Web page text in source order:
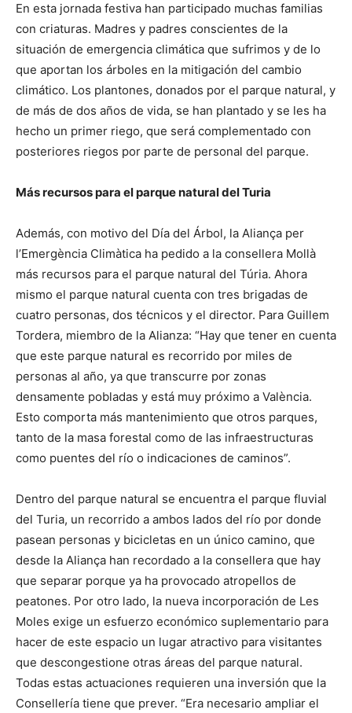
En esta jornada festiva han participado muchas familias
con criaturas. Madres y padres conscientes de la
situación de emergencia climática que sufrimos y de lo
que aportan los árboles en la mitigación del cambio
climático. Los plantones, donados por el parque natural, y
de más de dos años de vida, se han plantado y se les ha
hecho un primer riego, que será complementado con
posteriores riegos por parte de personal del parque.
Más recursos para el parque natural del Turia
Además, con motivo del Día del Árbol, la Aliança per
l’Emergència Climàtica ha pedido a la consellera Mollà
más recursos para el parque natural del Túria. Ahora
mismo el parque natural cuenta con tres brigadas de
cuatro personas, dos técnicos y el director. Para Guillem
Tordera, miembro de la Alianza: “Hay que tener en cuenta
que este parque natural es recorrido por miles de
personas al año, ya que transcurre por zonas
densamente pobladas y está muy próximo a València.
Esto comporta más mantenimiento que otros parques,
tanto de la masa forestal como de las infraestructuras
como puentes del río o indicaciones de caminos”.
Dentro del parque natural se encuentra el parque fluvial
del Turia, un recorrido a ambos lados del río por donde
pasean personas y bicicletas en un único camino, que
desde la Aliança han recordado a la consellera que hay
que separar porque ya ha provocado atropellos de
peatones. Por otro lado, la nueva incorporación de Les
Moles exige un esfuerzo económico suplementario para
hacer de este espacio un lugar atractivo para visitantes
que descongestione otras áreas del parque natural.
Todas estas actuaciones requieren una inversión que la
Consellería tiene que prever. “Era necesario ampliar el